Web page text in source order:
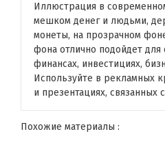
Иллюстрация в
мешком денег и людьми,
монеты, на прозрачном
фона отлично подойдет
финансах, инвестициях,
Используйте в рекламных
и презентациях, связанных
Похожие материалы :